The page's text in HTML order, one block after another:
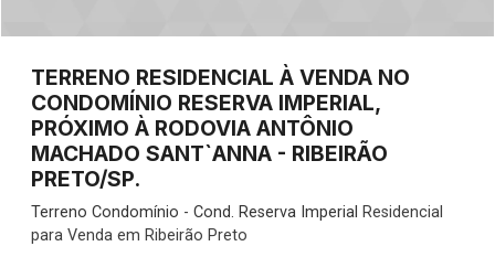
TERRENO RESIDENCIAL À VENDA NO
CONDOMÍNIO RESERVA IMPERIAL,
PRÓXIMO À RODOVIA ANTÔNIO
MACHADO SANT`ANNA - RIBEIRÃO
PRETO/SP.
Terreno Condomínio - Cond. Reserva Imperial Residencial
para Venda em Ribeirão Preto